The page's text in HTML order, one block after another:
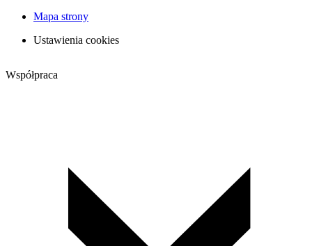
Mapa strony
Ustawienia cookies
Współpraca